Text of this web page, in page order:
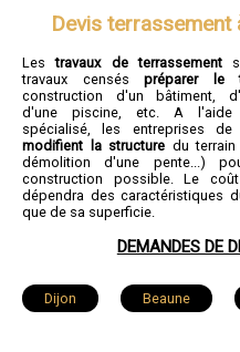
Devis terrassement
Lestravaux de terrassement
travaux censéspréparer le
construction d'un bâtiment,
d'une piscine, etc. A l'aide
spécialisé, les entreprises de
modifient la structure du terrain
démolition d'une pente...)
construction possible. Le
dépendra des caractéristiques
que de sa superficie.
DEMANDES DE
Dijon Beaune